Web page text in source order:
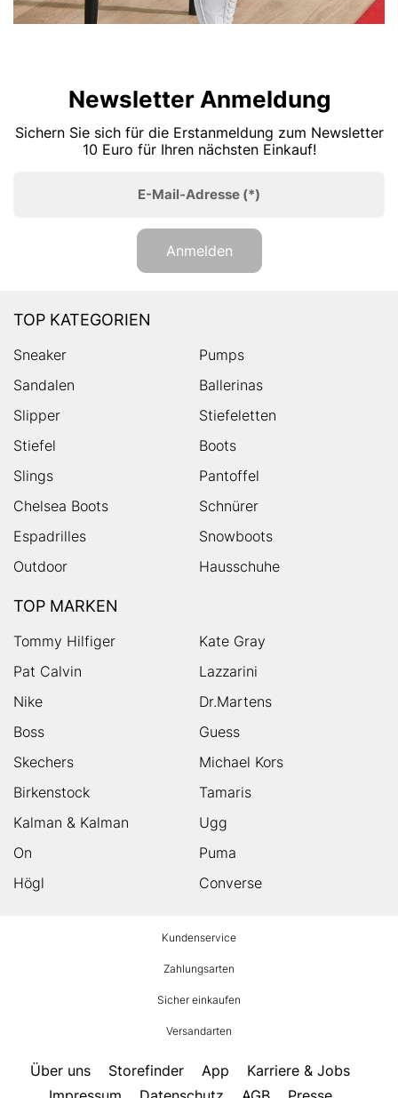
Newsletter Anmeldung
Sichern Sie sich für die Erstanmeldung zum Newsletter
10 Euro für Ihren nächsten Einkauf!
E-Mail-Adresse (*)
Anmelden
TOP KATEGORIEN
Sneaker
Pumps
Sandalen
Ballerinas
Slipper
Stiefeletten
Stiefel
Boots
Slings
Pantoffel
Chelsea Boots
Schnürer
Espadrilles
Snowboots
Outdoor
Hausschuhe
TOP MARKEN
Tommy Hilfiger
Kate Gray
Pat Calvin
Lazzarini
Nike
Dr.Martens
Boss
Guess
Skechers
Michael Kors
Birkenstock
Tamaris
Kalman & Kalman
Ugg
On
Puma
Högl
Converse
Kundenservice
Zahlungsarten
Sicher einkaufen
Versandarten
Über uns Storefinder App
Karriere & Jobs